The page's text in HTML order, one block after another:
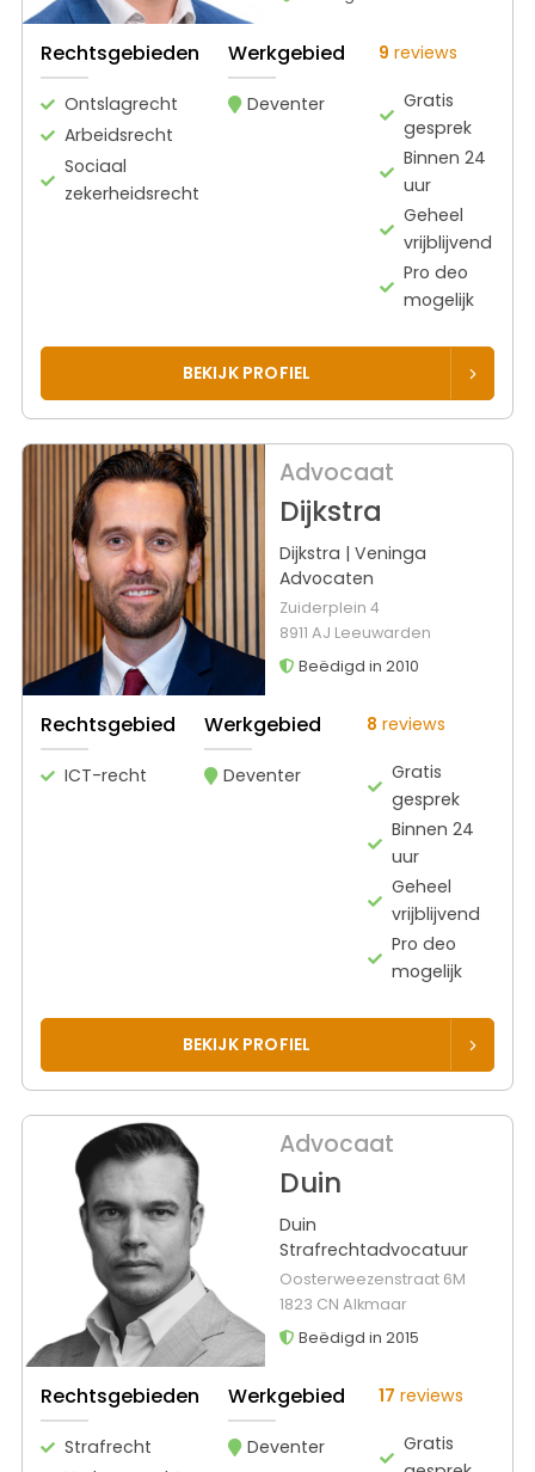
Rechtsgebieden
Ontslagrecht
Arbeidsrecht
Sociaal
zekerheidsrecht
Werkgebied
Deventer
9 reviews
Gratis
gesprek
Binnen 24
uur
Geheel
vrijblijvend
Pro deo
mogelijk
BEKIJK PROFIEL
Advocaat
Dijkstra
Dijkstra | Veninga
Advocaten
Zuiderplein 4
8911 AJ Leeuwarden
Beëdigd in 2010
Rechtsgebied
ICT-recht
Werkgebied
Deventer
8 reviews
Gratis
gesprek
Binnen 24
uur
Geheel
vrijblijvend
Pro deo
mogelijk
BEKIJK PROFIEL
Advocaat
Duin
Duin
Strafrechtadvocatuur
Oosterweezenstraat 6M
1823 CN Alkmaar
Beëdigd in 2015
Rechtsgebieden
Strafrecht
Werkgebied
Deventer
17 reviews
Gratis